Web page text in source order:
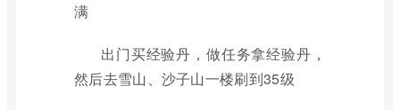
满
出门买经验丹，做任务拿经验丹，
然后去雪山、沙子山一楼刷到35级